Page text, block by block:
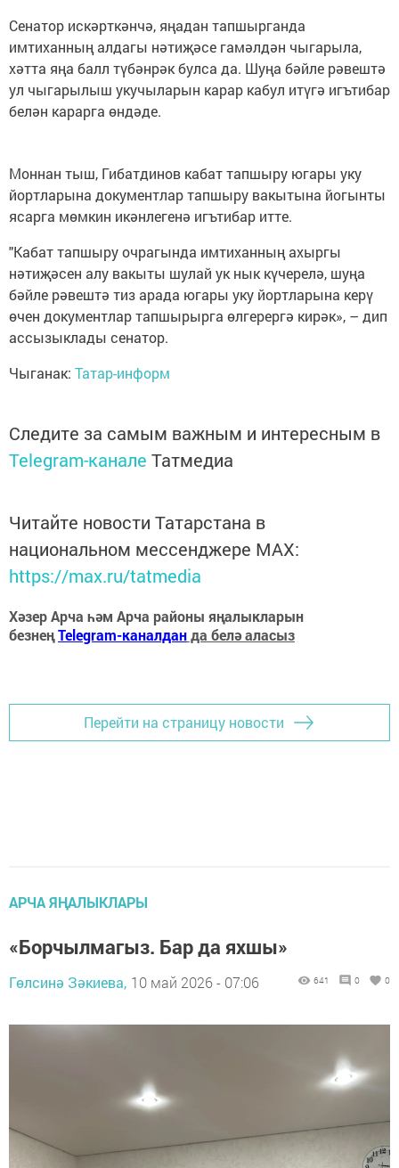
Сенатор искәрткәнчә, яңадан тапшырганда
имтиханның алдагы нәтиҗәсе гамәлдән чыгарыла,
хәтта яңа балл түбәнрәк булса да. Шуңа бәйле рәвештә
ул чыгарылыш укучыларын карар кабул итүгә игътибар
белән карарга өндәде.
Моннан тыш, Гибатдинов кабат тапшыру югары уку
йортларына документлар тапшыру вакытына йогынты
ясарга мөмкин икәнлегенә игътибар итте.
"Кабат тапшыру очрагында имтиханның ахыргы
нәтиҗәсен алу вакыты шулай ук нык күчерелә, шуңа
бәйле рәвештә тиз арада югары уку йортларына керү
өчен документлар тапшырырга өлгерергә кирәк», – дип
ассызыклады сенатор.
Чыганак: Татар-информ
Следите за самым важным и интересным в
Telegram-канале Татмедиа
Читайте новости Татарстана в
национальном мессенджере MАХ:
https://max.ru/tatmedia
Хәзер Арча һәм Арча районы яңалыкларын
безнеңTelegram-каналданда белә аласыз
Перейти на страницу новости
АРЧА ЯҢАЛЫКЛАРЫ
«Борчылмагыз. Бар да яхшы»
Гөлсинә Зәкиева, 10 май 2026 - 07:06 641 0 0